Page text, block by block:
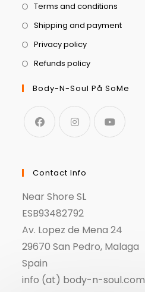
Terms and conditions
Shipping and payment
Privacy policy
Refunds policy
Body-N-Soul På SoMe
Contact Info
Near Shore SL
ESB93482792
Av. Lopez de Mena 24
29670 San Pedro, Malaga
Spain
info (at) body-n-soul.com